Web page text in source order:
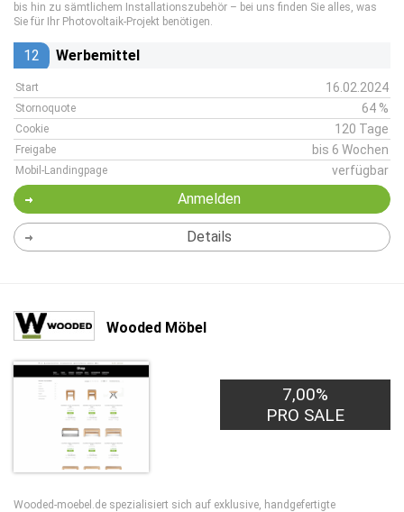
bis hin zu sämtlichem Installationszubehör – bei uns finden Sie alles, was
Sie für Ihr Photovoltaik-Projekt benötigen.
12 Werbemittel
Start 16.02.2024
Stornoquote 64 %
Cookie 120 Tage
Freigabe bis 6 Wochen
Mobil-Landingpage verfügbar
Anmelden
Details
Wooded Möbel
7,00%
PRO SALE
Wooded-moebel.de spezialisiert sich auf exklusive, handgefertigte